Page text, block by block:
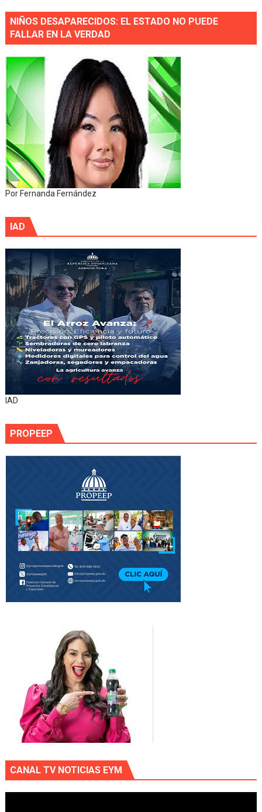
NIÑOS DESAPARECIDOS: EL ESTADO NO PUEDE
FALLAR EN LA VERDAD
Por Fernanda Fernández
IAD
IAD
PROPEEP
CANAL TV NOTICIAS EYM